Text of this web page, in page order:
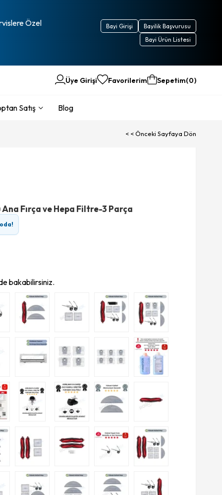
Özel Bayilik Başvurusu
Bayi Girişi
Bayi Ürün Listesi
Üye Girişi Favorilerim Sepetim 0
Satış Blog
< < Önceki Sayfaya Dön
Ana Fırça ve Hepa Filtre-3 Parça
bakabilirsiniz.